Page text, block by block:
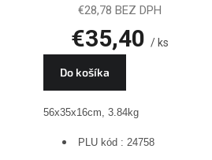
náradie
€28,78 BEZ DPH
€35,40 / ks
Do košíka
56x35x16cm, 3.84kg
PLU kód : 24758